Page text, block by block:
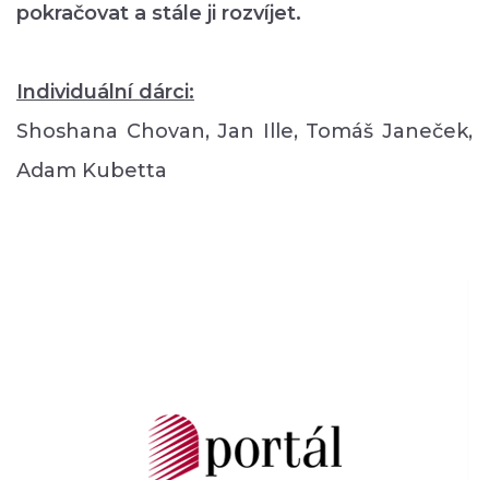
PŮSOBIŠTĚ
PROFESIONÁLOVÉ
pokračovat a stále ji rozvíjet.
Individuální dárci:
Shoshana Chovan, Jan Ille, Tomáš Janeček,
Adam Kubetta